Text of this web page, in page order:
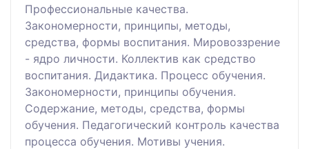
Профессиональные качества.
Закономерности, принципы, методы,
средства, формы воспитания. Мировоззрение
- ядро личности. Коллектив как средство
воспитания. Дидактика. Процесс обучения.
Закономерности, принципы обучения.
Содержание, методы, средства, формы
обучения. Педагогический контроль качества
процесса обучения. Мотивы учения.